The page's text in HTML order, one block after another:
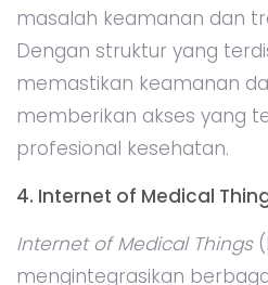
masalah keamanan dan
Dengan struktur yang
memastikan keamanan
memberikan akses yang
profesional kesehatan.
4. Internet of Medical
Internet of Medical Things
mengintegrasikan